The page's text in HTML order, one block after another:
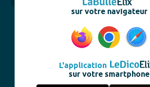
sur votre navigateur
L'application
sur votre smartphone